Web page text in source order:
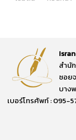
สำนั
ซอย
บาง
เบอร์โทรศัพท์ : 095-